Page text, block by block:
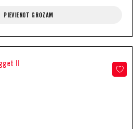
PIEVIENOT GROZAM